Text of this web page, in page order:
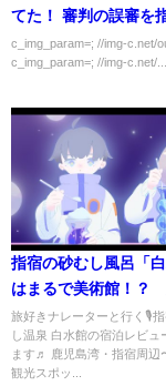
てた！ 審判の誤審を
ｗｗｗ
c_img_param=; //img-c.net/
c_img_param=; //img-c.net/...
指宿の砂むし風呂「
はまるで美術館！？
味い・整う、最高の
ー / Hakusuikan,
Kagoshima - Hotel
旅好きナレーターと行く🎙
し温泉 白水館の宿泊レビュ
ます♬ 鹿児島湾・指宿周辺
観光スポッ...